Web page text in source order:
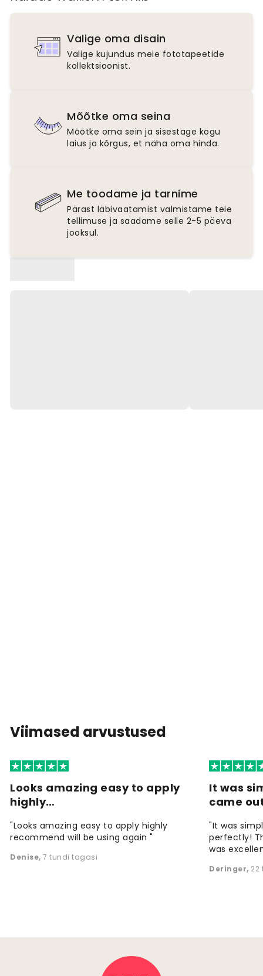
Valige oma disain
Valige kujundus meie fototapeetide
kollektsioonist.
Mõõtke oma seina
Mõõtke oma sein ja sisestage kogu
laius ja kõrgus, et näha oma hinda.
Me toodame ja tarnime
Pärast läbivaatamist valmistame teie
tellimuse ja saadame selle 2-5 päeva
jooksul.
Viimased arvustused
Looks amazing easy to apply
highly…
"Looks amazing easy to apply highly
recommend will be using again "
Denise, 7 tundi tagasi
It was
came
"It was
perfectly!
was
Deringer, 22